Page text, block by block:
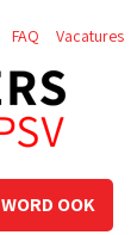
WORD OOK
FAQ Vacatures